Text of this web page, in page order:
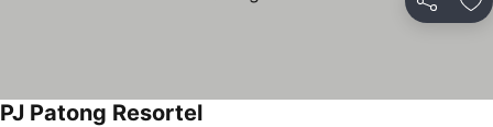
Partilhar
PJ Patong Resortel